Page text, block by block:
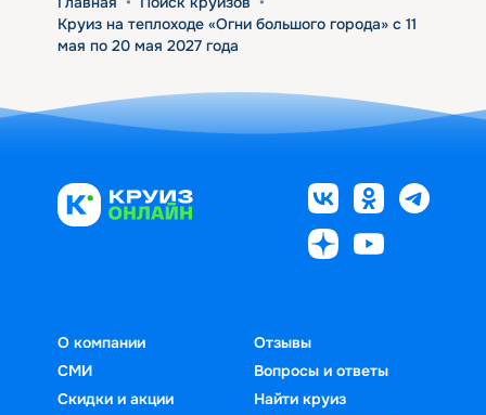
Круиз на теплоходе «Огни большого города» с 11
мая по 20 мая 2027 года
О компании
СМИ
Скидки и акции
Отзывы
Вопросы и ответы
Найти круиз